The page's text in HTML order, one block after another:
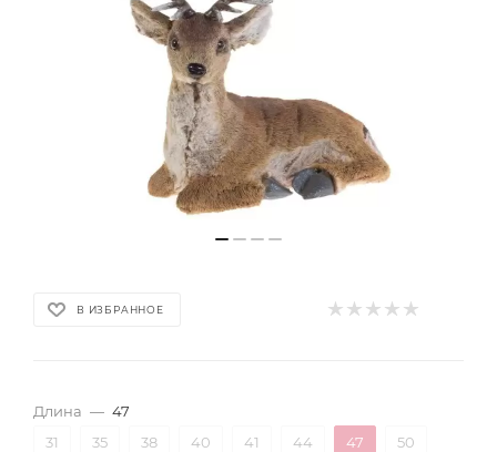
В ИЗБРАННОЕ
Длина — 47
31
35 38 40 41 44 47 50